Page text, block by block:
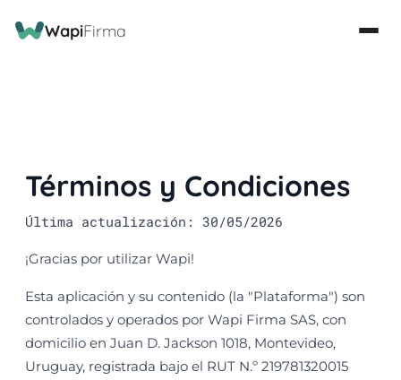
WapiFirma
Términos y Condiciones
Última actualización: 30/05/2026
¡Gracias por utilizar Wapi!
Esta aplicación y su contenido (la "Plataforma") son
controlados y operados por Wapi Firma SAS, con
domicilio en Juan D. Jackson 1018, Montevideo,
Uruguay, registrada bajo el RUT N.º 219781320015